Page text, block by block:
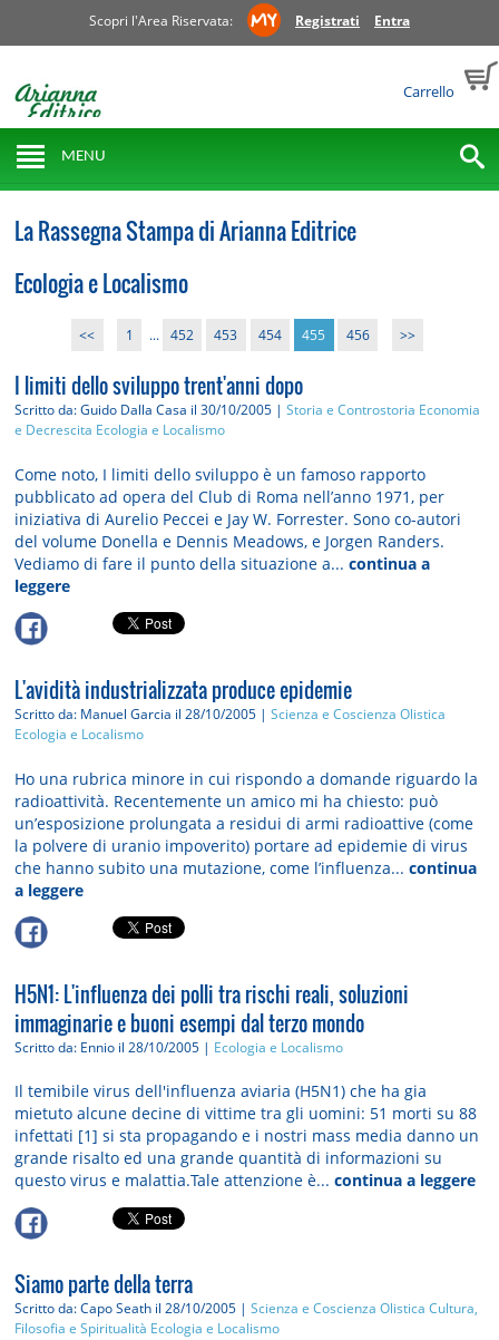
Scopri l'Area Riservata: Registrati Entra
Carrello
MENU
La Rassegna Stampa di Arianna Editrice
Ecologia e Localismo
<< 1 ... 452 453 454 455 456 >>
I limiti dello sviluppo trent'anni dopo
Scritto da: Guido Dalla Casa il 30/10/2005 |Storia e Controstoria Economia
e Decrescita Ecologia e Localismo
Come noto, I limiti dello sviluppo è un famoso rapporto
pubblicato ad opera del Club di Roma nell’anno 1971, per
iniziativa di Aurelio Peccei e Jay W. Forrester. Sono co-autori
del volume Donella e Dennis Meadows, e Jorgen Randers.
Vediamo di fare il punto della situazione a...continua a
leggere
L'avidità industrializzata produce epidemie
Scritto da: Manuel Garcia il 28/10/2005 |Scienza e Coscienza Olistica
Ecologia e Localismo
Ho una rubrica minore in cui rispondo a domande riguardo la
radioattività. Recentemente un amico mi ha chiesto: può
un’esposizione prolungata a residui di armi radioattive (come
la polvere di uranio impoverito) portare ad epidemie di virus
che hanno subito una mutazione, come l’influenza...continua
a leggere
H5N1: L'influenza dei polli tra rischi reali, soluzioni
immaginarie e buoni esempi dal terzo mondo
Scritto da: Ennio il 28/10/2005 | Ecologia e Localismo
Il temibile virus dell'influenza aviaria (H5N1) che ha gia
mietuto alcune decine di vittime tra gli uomini: 51 morti su 88
infettati [1] si sta propagando e i nostri mass media danno un
grande risalto ed una grande quantità di informazioni su
questo virus e malattia.Tale attenzione è...continua a leggere
Siamo parte della terra
Scritto da: Capo Seath il 28/10/2005 |Scienza e Coscienza Olistica Cultura,
Filosofia e Spiritualità Ecologia e Localismo